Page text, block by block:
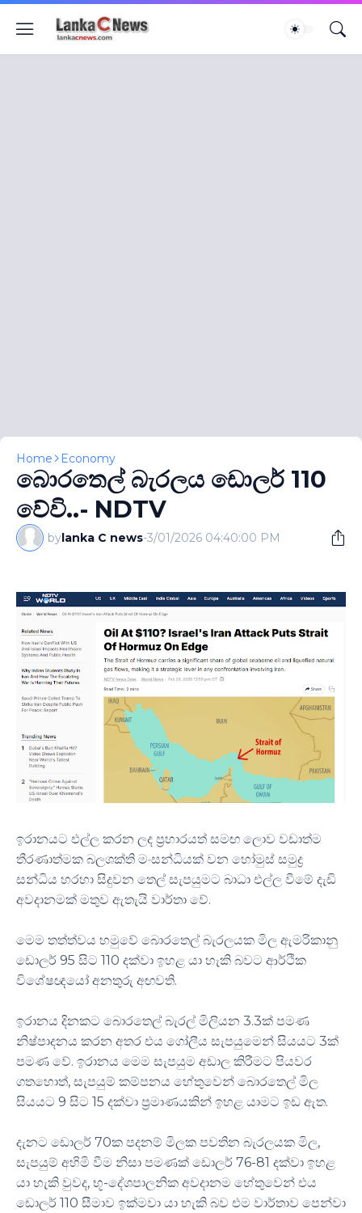
Home Economy
බොරතෙල් බැරලය ඩොලර් 110
වේවි..- NDTV
bylanka C news-3/01/2026 04:40:00 PM
ඉරානයට එල්ල කරන ලද ප්‍රහාරයත් සමඟ ලොව වඩාත්ම
තීරණාත්මක බලශක්ති මංසන්ධියක් වන හෝමුස් සමුද්‍ර
සන්ධිය හරහා සිදුවන තෙල් සැපයුමට බාධා එල්ල වීමේ දැඩි
අවදානමක් මතුව ඇතැයි වාර්තා වේ.
මෙම තත්ත්වය හමුවේ බොරතෙල් බැරලයක මිල ඇමරිකානු
ඩොලර් 95 සිට 110 දක්වා ඉහළ යා හැකි බවට ආර්ථික
විශේෂඥයෝ අනතුරු අඟවති.
ඉරානය දිනකට බොරතෙල් බැරල් මිලියන 3.3ක් පමණ
නිෂ්පාදනය කරන අතර එය ගෝලීය සැපයුමෙන් සියයට 3ක්
පමණ වේ. ඉරානය මෙම සැපයුම අඩාල කිරීමට පියවර
ගතහොත්, සැපයුම් කම්පනය හේතුවෙන් බොරතෙල් මිල
සියයට 9 සිට 15 දක්වා ප්‍රමාණයකින් ඉහළ යාමට ඉඩ ඇත.
දැනට ඩොලර් 70ක පදනම් මිලක පවතින බැරලයක මිල,
සැපයුම් අහිමි වීම නිසා පමණක් ඩොලර් 76-81 දක්වා ඉහළ
යා හැකි වුවද, භූ-දේශපාලනික අවදානම හේතුවෙන් එය
ඩොලර් 110 සීමාව ඉක්මවා යා හැකි බව එම වාර්තාව පෙන්වා